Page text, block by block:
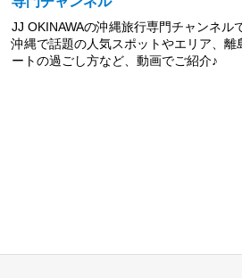
JJ OKINAWAの沖縄旅行専門チャンネル
沖縄で話題の人気スポットやエリア、離
ートの過ごし方など、動画でご紹介♪